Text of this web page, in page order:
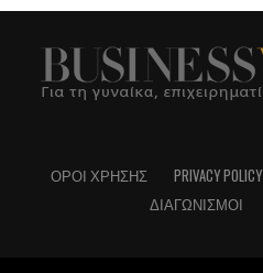
ΌΡΟΙ ΧΡΉΣΗΣ PRIVACY POLICY
ΔΙΑΓΩΝΙΣΜΟΊ